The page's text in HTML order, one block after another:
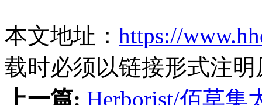
本文地址： https://
载时必须以链接形式注
上一篇: Herborist/佰草集